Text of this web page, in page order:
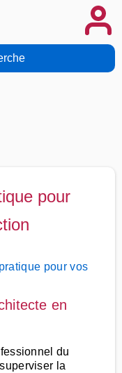
pour
pour vos
en
du
la